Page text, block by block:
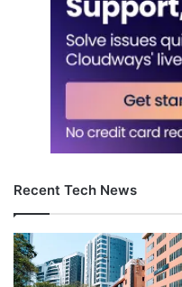
Recent Tech News